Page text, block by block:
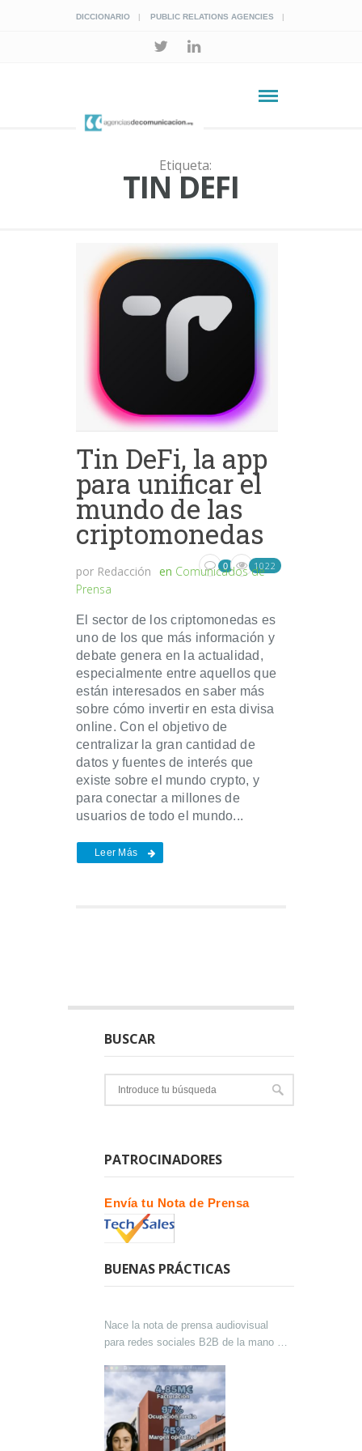
DICCIONARIO PUBLIC RELATIONS AGENCIES
Etiqueta:
TIN DEFI
Tin DeFi, la app
para unificar el
mundo de las
criptomonedas
por Redacción en Comunicados de
Prensa
0 1022
El sector de los criptomonedas es
uno de los que más información y
debate genera en la actualidad,
especialmente entre aquellos que
están interesados en saber más
sobre cómo invertir en esta divisa
online. Con el objetivo de
centralizar la gran cantidad de
datos y fuentes de interés que
existe sobre el mundo crypto, y
para conectar a millones de
usuarios de todo el mundo...
Leer Más
BUSCAR
PATROCINADORES
Envía tu Nota de Prensa
BUENAS PRÁCTICAS
Nace la nota de prensa audiovisual
para redes sociales B2B de la mano de